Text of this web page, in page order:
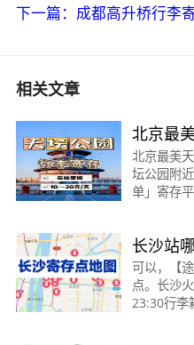
下一篇：成都高升桥行李
相关文章
北京最
～20元
北京最美
坛公园附
单」寄存
长沙站
哪？
可以，【
点。长沙
23:30行李